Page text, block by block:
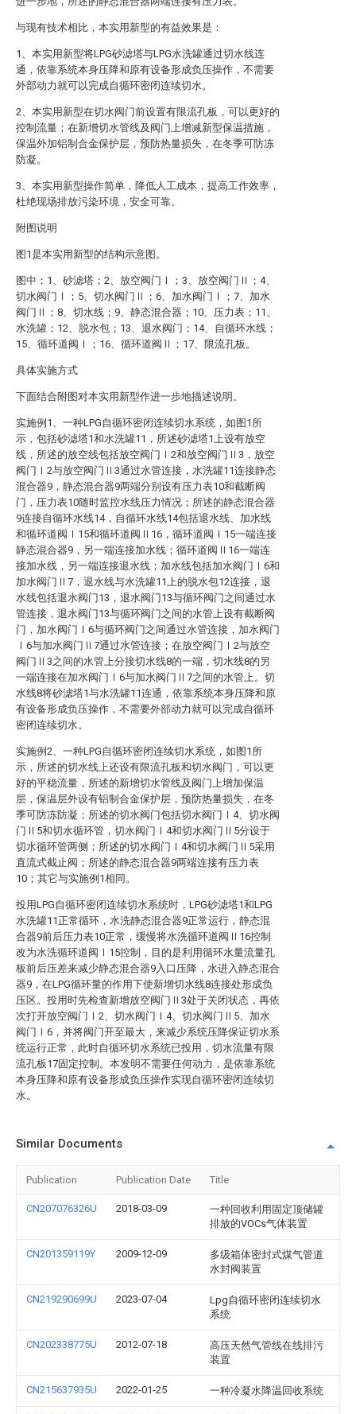
与现有技术相比，本实用新型的有益效果是：
1、本实用新型将LPG砂滤塔与LPG水洗罐通过切水线连
通，依靠系统本身压降和原有设备形成负压操作，不需要
外部动力就可以完成自循环密闭连续切水。
2、本实用新型在切水阀门前设置有限流孔板，可以更好的
控制流量；在新增切水管线及阀门上增减新型保温措施，
保温外加铝制合金保护层，预防热量损失，在冬季可防冻
防凝。
3、本实用新型操作简单，降低人工成本，提高工作效率，
杜绝现场排放污染环境，安全可靠。
附图说明
图1是本实用新型的结构示意图。
图中：1、砂滤塔；2、放空阀门Ⅰ；3、放空阀门Ⅱ；4、
切水阀门Ⅰ；5、切水阀门Ⅱ；6、加水阀门Ⅰ；7、加水
阀门Ⅱ；8、切水线；9、静态混合器；10、压力表；11、
水洗罐；12、脱水包；13、退水阀门；14、自循环水线；
15、循环道阀Ⅰ；16、循环道阀Ⅱ；17、限流孔板。
具体实施方式
下面结合附图对本实用新型作进一步地描述说明。
实施例1、一种LPG自循环密闭连续切水系统，如图1所
示，包括砂滤塔1和水洗罐11，所述砂滤塔1上设有放空
线，所述的放空线包括放空阀门Ⅰ2和放空阀门Ⅱ3，放空
阀门Ⅰ2与放空阀门Ⅱ3通过水管连接，水洗罐11连接静态
混合器9，静态混合器9两端分别设有压力表10和截断阀
门，压力表10随时监控水线压力情况；所述的静态混合器
9连接自循环水线14，自循环水线14包括退水线、加水线
和循环道阀Ⅰ15和循环道阀Ⅱ16，循环道阀Ⅰ15一端连接
静态混合器9，另一端连接加水线；循环道阀Ⅱ16一端连
接加水线，另一端连接退水线；加水线包括加水阀门Ⅰ6和
加水阀门Ⅱ7，退水线与水洗罐11上的脱水包12连接，退
水线包括退水阀门13，退水阀门13与循环阀门之间通过水
管连接，退水阀门13与循环阀门之间的水管上设有截断阀
门，加水阀门Ⅰ6与循环阀门之间通过水管连接，加水阀门
Ⅰ6与加水阀门Ⅱ7通过水管连接；在放空阀门Ⅰ2与放空
阀门Ⅱ3之间的水管上分接切水线8的一端，切水线8的另
一端连接在加水阀门Ⅰ6与加水阀门Ⅱ7之间的水管上。切
水线8将砂滤塔1与水洗罐11连通，依靠系统本身压降和原
有设备形成负压操作，不需要外部动力就可以完成自循环
密闭连续切水。
实施例2、一种LPG自循环密闭连续切水系统，如图1所
示，所述的切水线上还设有限流孔板和切水阀门，可以更
好的平稳流量，所述的新增切水管线及阀门上增加保温
层，保温层外设有铝制合金保护层，预防热量损失，在冬
季可防冻防凝；所述的切水阀门包括切水阀门Ⅰ4、切水阀
门Ⅱ5和切水循环管，切水阀门Ⅰ4和切水阀门Ⅱ5分设于
切水循环管两侧；所述的切水阀门Ⅰ4和切水阀门Ⅱ5采用
直流式截止阀；所述的静态混合器9两端连接有压力表
10；其它与实施例1相同。
投用LPG自循环密闭连续切水系统时，LPG砂滤塔1和LPG
水洗罐11正常循环，水洗静态混合器9正常运行，静态混
合器9前后压力表10正常，缓慢将水洗循环道阀Ⅱ16控制
改为水洗循环道阀Ⅰ15控制，目的是利用循环水量流量孔
板前后压差来减少静态混合器9入口压降，水进入静态混合
器9，在LPG循环量的作用下使新增切水线8连接处形成负
压区。投用时先检查新增放空阀门Ⅱ3处于关闭状态，再依
次打开放空阀门Ⅰ2、切水阀门Ⅰ4、切水阀门Ⅱ5、加水
阀门Ⅰ6，并将阀门开至最大，来减少系统压降保证切水系
统运行正常，此时自循环切水系统已投用，切水流量有限
流孔板17固定控制。本发明不需要任何动力，是依靠系统
本身压降和原有设备形成负压操作实现自循环密闭连续切
水。
Similar Documents
Publication Publication Date Title
CN207076326U 2018-03-09
一种回收利用固定顶储罐
排放的VOCs气体装置
CN201359119Y 2009-12-09
多级箱体密封式煤气管道
水封阀装置
CN219290699U 2023-07-04
Lpg自循环密闭连续切水
系统
CN202338775U 2012-07-18
高压天然气管线在线排污
装置
CN215637935U 2022-01-25 一种冷凝水降温回收系统